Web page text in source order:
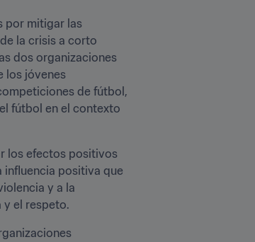
por mitigar las
la crisis a corto
dos organizaciones
los jóvenes
de fútbol,
fútbol en el contexto
los efectos positivos
influencia positiva que
y a la
y el respeto.